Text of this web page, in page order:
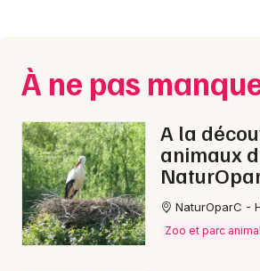
Spectacles
Concerts
Sports
Soirées
Sorties famille
Nantes
Nice
Paris
Strasbourg
Toulouse
À ne pas
A la
animaux
NaturOparC -
Zoo et parc